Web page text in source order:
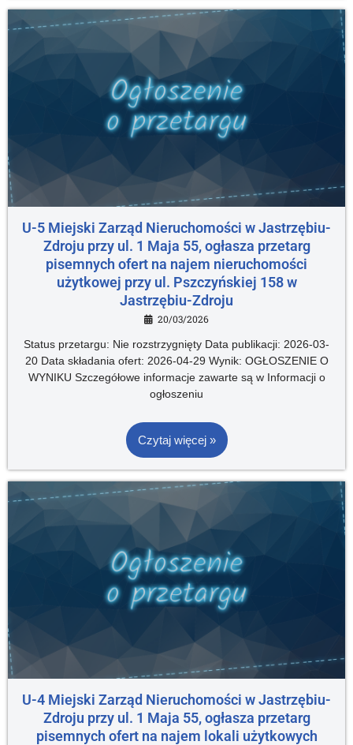
U-5 Miejski Zarząd Nieruchomości w Jastrzębiu-
Zdroju przy ul. 1 Maja 55, ogłasza przetarg
pisemnych ofert na najem nieruchomości
użytkowej przy ul. Pszczyńskiej 158 w
Jastrzębiu-Zdroju
20/03/2026
Status przetargu: Nie rozstrzygnięty Data publikacji: 2026-03-
20 Data składania ofert: 2026-04-29 Wynik: OGŁOSZENIE O
WYNIKU Szczegółowe informacje zawarte są w Informacji o
ogłoszeniu
Czytaj więcej »
U-4 Miejski Zarząd Nieruchomości w Jastrzębiu-
Zdroju przy ul. 1 Maja 55, ogłasza przetarg
pisemnych ofert na najem lokali użytkowych